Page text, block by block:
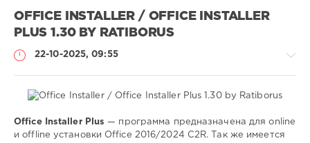
2013,
2016 ,
OFFICE INSTALLER / OFFICE INSTALLER
PLUS 1.30 BY RATIBORUS
22-10-2025, 09:55
Софт
Office Installer Plus — программа предназначена для online
и offline установки Office 2016/2024 C2R. Так же имеется